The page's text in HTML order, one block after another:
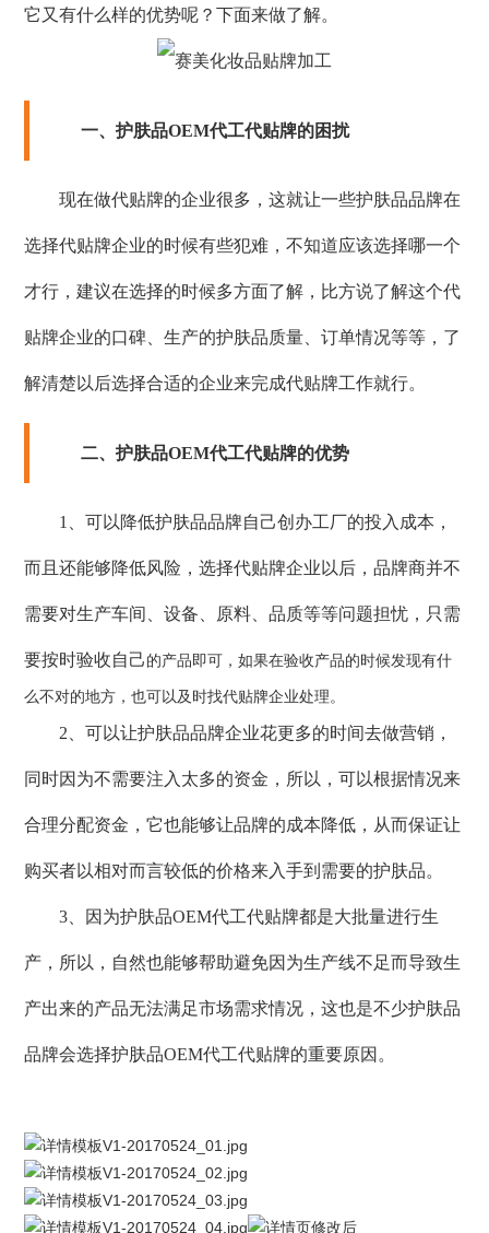
它又有什么样的优势呢？下面来做了解。
一、护肤品OEM代工代贴牌的困扰
现在做代贴牌的企业很多，这就让一些护肤品品牌在
选择代贴牌企业的时候有些犯难，不知道应该选择哪一个
才行，建议在选择的时候多方面了解，比方说了解这个代
贴牌企业的口碑、生产的护肤品质量、订单情况等等，了
解清楚以后选择合适的企业来完成代贴牌工作就行。
二、护肤品OEM代工代贴牌的优势
1、可以降低护肤品品牌自己创办工厂的投入成本，
而且还能够降低风险，选择代贴牌企业以后，品牌商并不
需要对生产车间、设备、原料、品质等等问题担忧，只需
要按时验收自己的产品即可，如果在验收产品的时候发现有什
么不对的地方，也可以及时找代贴牌企业处理。
2、可以让护肤品品牌企业花更多的时间去做营销，
同时因为不需要注入太多的资金，所以，可以根据情况来
合理分配资金，它也能够让品牌的成本降低，从而保证让
购买者以相对而言较低的价格来入手到需要的护肤品。
3、因为护肤品OEM代工代贴牌都是大批量进行生
产，所以，自然也能够帮助避免因为生产线不足而导致生
产出来的产品无法满足市场需求情况，这也是不少护肤品
品牌会选择护肤品OEM代工代贴牌的重要原因。